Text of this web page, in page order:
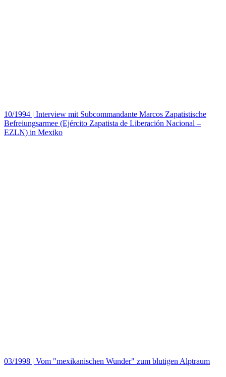
10/1994 | Interview mit Subcommandante Marcos Zapatistische
Befreiungsarmee (Ejército Zapatista de Liberación Nacional –
EZLN) in Mexiko
03/1998 | Vom "mexikanischen Wunder" zum blutigen Alptraum